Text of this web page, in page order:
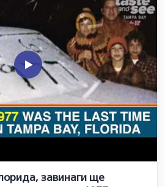
завинаги ще